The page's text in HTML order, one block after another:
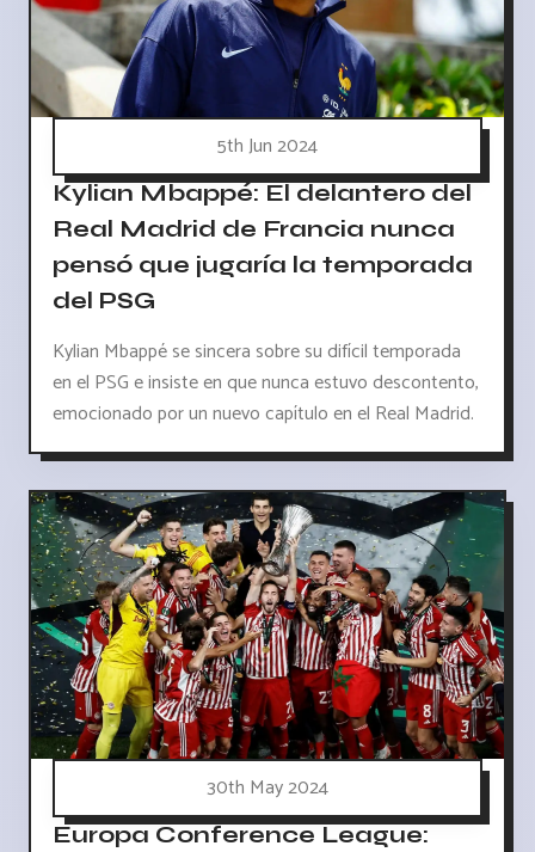
5th Jun 2024
Kylian Mbappé: El delantero del
Real Madrid de Francia nunca
pensó que jugaría la temporada
del PSG
Kylian Mbappé se sincera sobre su difícil temporada
en el PSG e insiste en que nunca estuvo descontento,
emocionado por un nuevo capítulo en el Real Madrid.
30th May 2024
Europa Conference League: